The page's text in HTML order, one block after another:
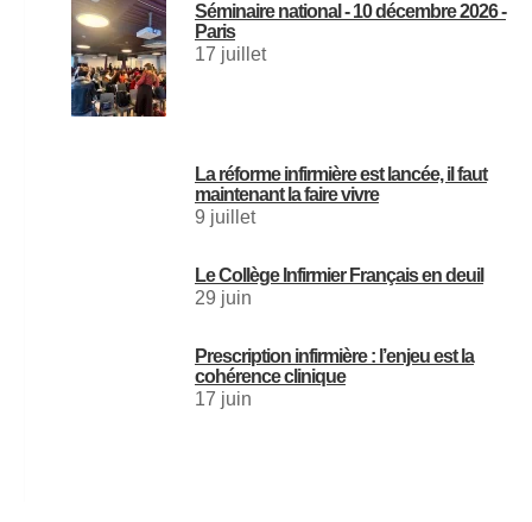
Séminaire national - 10 décembre 2026 -
Paris
17 juillet
La réforme infirmière est lancée, il faut
maintenant la faire vivre
9 juillet
Le Collège Infirmier Français en deuil
29 juin
Prescription infirmière : l’enjeu est la
cohérence clinique
17 juin